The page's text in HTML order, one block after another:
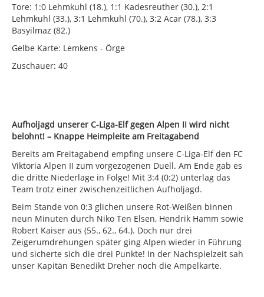
Tore: 1:0 Lehmkuhl (18.), 1:1 Kadesreuther (30.), 2:1
Lehmkuhl (33.), 3:1 Lehmkuhl (70.), 3:2 Acar (78.), 3:3
Basyilmaz (82.)
Gelbe Karte: Lemkens - Örge
Zuschauer: 40
Aufholjagd unserer C-Liga-Elf gegen Alpen II wird nicht
belohnt! – Knappe Heimpleite am Freitagabend
Bereits am Freitagabend empfing unsere C-Liga-Elf den FC
Viktoria Alpen II zum vorgezogenen Duell. Am Ende gab es
die dritte Niederlage in Folge! Mit 3:4 (0:2) unterlag das
Team trotz einer zwischenzeitlichen Aufholjagd.
Beim Stande von 0:3 glichen unsere Rot-Weißen binnen
neun Minuten durch Niko Ten Elsen, Hendrik Hamm sowie
Robert Kaiser aus (55., 62., 64.). Doch nur drei
Zeigerumdrehungen später ging Alpen wieder in Führung
und sicherte sich die drei Punkte! In der Nachspielzeit sah
unser Kapitän Benedikt Dreher noch die Ampelkarte.